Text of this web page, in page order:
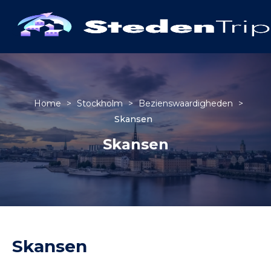
Home > Stockholm > Bezienswaardigheden
>
Skansen
Skansen
Skansen